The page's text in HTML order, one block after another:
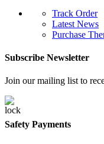
Track Order
Latest News
Purchase
Subscribe Newsletter
Join our mailing list to
Safety Payments